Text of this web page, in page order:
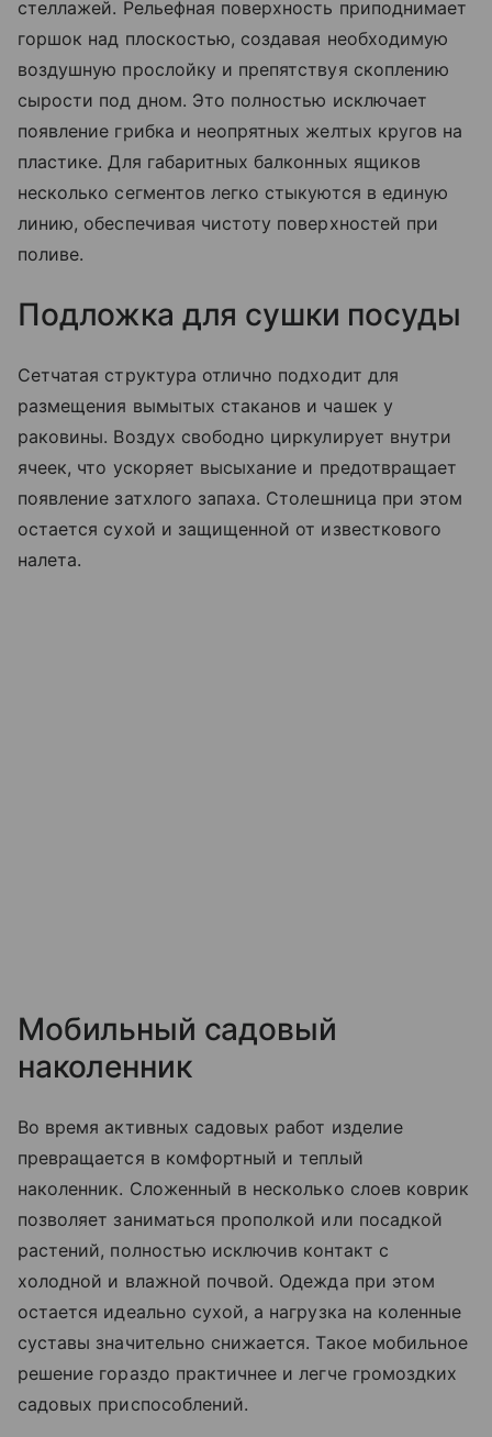
стеллажей. Рельефная поверхность приподнимает
горшок над плоскостью, создавая необходимую
воздушную прослойку и препятствуя скоплению
сырости под дном. Это полностью исключает
появление грибка и неопрятных желтых кругов на
пластике. Для габаритных балконных ящиков
несколько сегментов легко стыкуются в единую
линию, обеспечивая чистоту поверхностей при
поливе.
Подложка для сушки посуды
Сетчатая структура отлично подходит для
размещения вымытых стаканов и чашек у
раковины. Воздух свободно циркулирует внутри
ячеек, что ускоряет высыхание и предотвращает
появление затхлого запаха. Столешница при этом
остается сухой и защищенной от известкового
налета.
Мобильный садовый
наколенник
Во время активных садовых работ изделие
превращается в комфортный и теплый
наколенник. Сложенный в несколько слоев коврик
позволяет заниматься прополкой или посадкой
растений, полностью исключив контакт с
холодной и влажной почвой. Одежда при этом
остается идеально сухой, а нагрузка на коленные
суставы значительно снижается. Такое мобильное
решение гораздо практичнее и легче громоздких
садовых приспособлений.